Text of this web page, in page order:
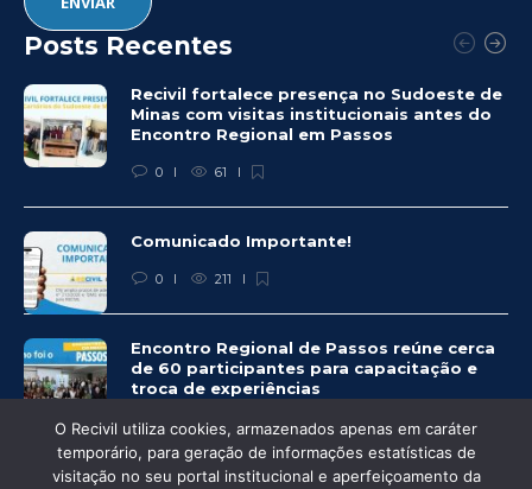
Posts Recentes
Recivil fortalece presença no Sudoeste de
Minas com visitas institucionais antes do
Encontro Regional em Passos
0 61
Comunicado Importante!
0 211
Encontro Regional de Passos reúne cerca
de 60 participantes para capacitação e
troca de experiências
0 231
O Recivil utiliza cookies, armazenados apenas em caráter
temporário, para geração de informações estatísticas de
visitação no seu portal institucional e aperfeiçoamento da